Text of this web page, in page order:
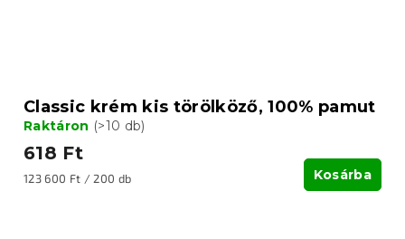
Classic krém kis törölköző, 100% pamut
Raktáron (>10 db)
618 Ft
Egységár:
123 600 Ft / 200 db Kosárba